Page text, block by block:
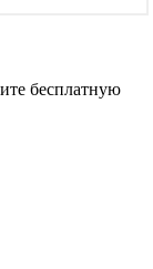
бесплатную